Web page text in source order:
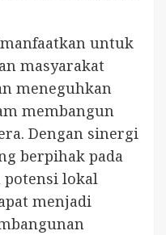
untuk
masyarakat
meneguhkan
membangun
Dengan sinergi
berpihak pada
potensi lokal
menjadi